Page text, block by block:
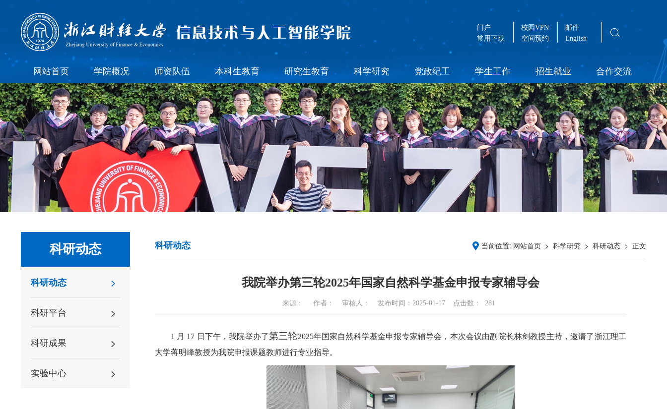
门户
常用下载
校园VPN
空间预约
邮件
English
网站首页 学院概况 师资队伍 本科生教育 研究生教育 科学研究 党政纪工 学生工作 招生就业 合作交流
科研动态
科研动态
科研平台
科研成果
实验中心
科研动态 当前位置: 网站首页 > 科学研究 > 科研动态 > 正文
我院举办第三轮2025年国家自然科学基金申报专家辅导会
来源： 作者： 审核人： 发布时间：2025-01-17 点击数： 281
1 月 17 日下午，我院举办了第三轮2025年国家自然科学基金申报专家辅导会，本次会议由副院长林剑教授主持，邀请了浙江理工
大学蒋明峰教授为我院申报课题教师进行专业指导。